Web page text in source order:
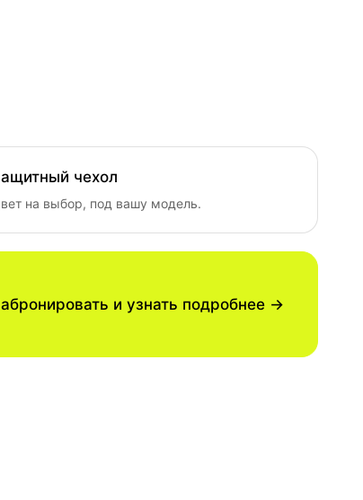
чехол
на выбор, под вашу модель.
и узнать подробнее →